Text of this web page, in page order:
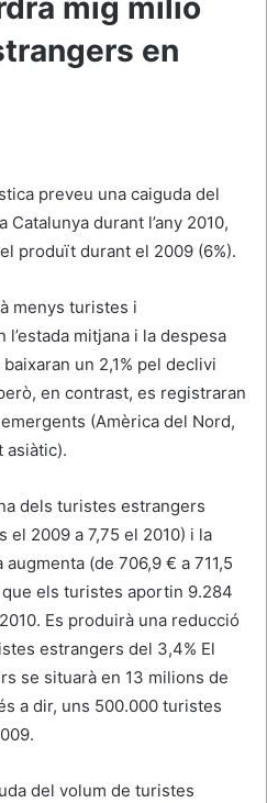
mig milió
en
preveu una caiguda del
Catalunya durant l’any 2010,
produït durant el 2009 (6%).
menys turistes i
mitjana i la despesa
un 2,1% pel declivi
en contrast, es registraran
(Amèrica del Nord,
asiàtic).
dels turistes estrangers
el 2009 a 7,75 el 2010) i la
(de 706,9 € a 711,5
els turistes aportin 9.284
Es produirà una reducció
estrangers del 3,4% El
se situarà en 13 milions de
a dir, uns 500.000 turistes
del volum de turistes